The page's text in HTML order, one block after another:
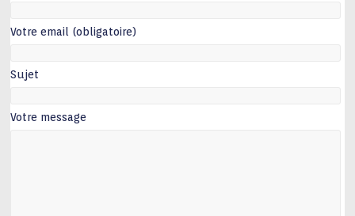
Votre email (obligatoire)
Sujet
Votre message